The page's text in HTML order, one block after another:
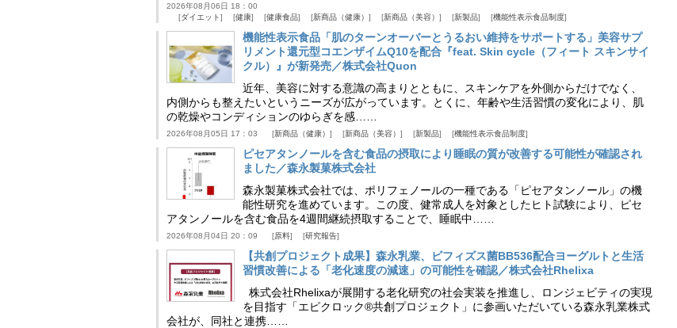
2026年08月06日 18：00
ダイエット
健康 健康食品 新商品（健康） 新商品（美容） 新製品 機能性表示食品制度
機能性表示食品「肌のターンオーバーとうるおい維持をサポートする」美容サプ
リメント還元型コエンザイムQ10を配合『feat. Skin cycle（フィート スキンサイ
クル）』が新発売／株式会社Quon
近年、美容に対する意識の高まりとともに、スキンケアを外側からだけでなく、
内側からも整えたいというニーズが広がっています。とくに、年齢や生活習慣の変化により、肌
の乾燥やコンディションのゆらぎを感……
2026年08月05日 17：03 新商品（健康） 新商品（美容） 新製品 機能性表示食品制度
ピセアタンノールを含む食品の摂取により睡眠の質が改善する可能性が確認され
ました／森永製菓株式会社
森永製菓株式会社では、ポリフェノールの一種である「ピセアタンノール」の機
能性研究を進めています。この度、健常成人を対象としたヒト試験により、ピセ
アタンノールを含む食品を4週間継続摂取することで、睡眠中……
2026年08月04日 20：09 原料 研究報告
【共創プロジェクト成果】森永乳業、ビフィズス菌BB536配合ヨーグルトと生活
習慣改善による「老化速度の減速」の可能性を確認／株式会社Rhelixa
株式会社Rhelixaが展開する老化研究の社会実装を推進し、ロンジェビティの実現
を目指す「エピクロック®共創プロジェクト」に参画いただいている森永乳業株式
会社が、同社と連携……